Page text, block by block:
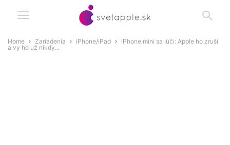
Home Zariadenia iPhone/iPad
iPhone mini sa lúči: Apple ho zruší
a vy ho už nikdy...